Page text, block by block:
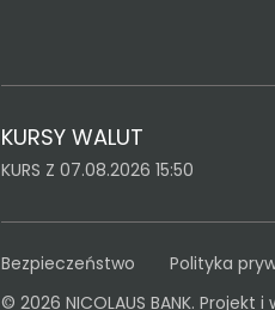
KURSY WALUT
KURS Z 07.08.2026 15:50
Bezpieczeństwo Polityka
© 2026 NICOLAUS BANK. Projekt